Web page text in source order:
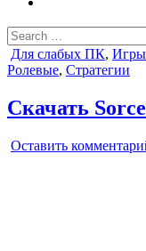
Search
for:
Posted
in
Для слабых ПК, Игры
Ролевые, Стратегии
Скачать
Оставить